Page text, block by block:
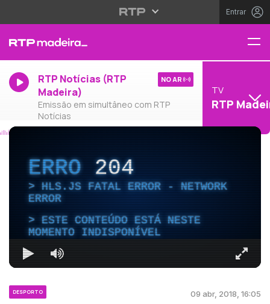
Entrar
RTP Notícias (RTP
Madeira)
Emissão em simultâneo com RTP
Notícias
NO AR
TV
RTP
ERRO204
HLS.JS FATAL ERROR - NETWORK
ERROR
ESTE CONTEÚDO ESTÁ NESTE
MOMENTO INDISPONÍVEL
DESPORTO 09 abr, 2018, 16:05